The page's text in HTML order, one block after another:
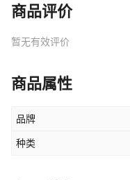
商品评价
暂无有效评价
商品属性
品牌
种类